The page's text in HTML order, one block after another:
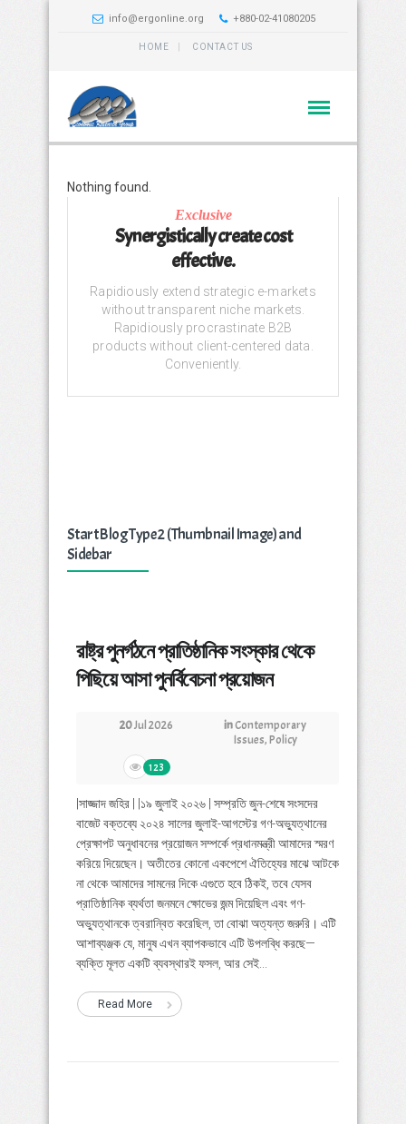
info@ergonline.org +880-02-41080205
HOME CONTACT US
Nothing found.
Exclusive
Synergistically create cost
effective.
Rapidiously extend strategic e-markets
without transparent niche markets.
Rapidiously procrastinate B2B
products without client-centered data.
Conveniently.
Start Blog Type 2 (Thumbnail Image) and
Sidebar
রাষ্ট্র পুনর্গঠনে প্রাতিষ্ঠানিক সংস্কার থেকে
পিছিয়ে আসা পুনর্বিবেচনা প্রয়োজন
20Jul 2026 inContemporary
Issues,Policy
123
|সাজ্জাদ জহির | |১৯ জুলাই ২০২৬ | সম্প্রতি জুন-শেষে সংসদের
বাজেট বক্তব্যে ২০২৪ সালের জুলাই-আগস্টের গণ-অভ্যুত্থানের
প্রেক্ষাপট অনুধাবনের প্রয়োজন সম্পর্কে প্রধানমন্ত্রী আমাদের স্মরণ
করিয়ে দিয়েছেন। অতীতের কোনো একপেশে ঐতিহ্যের মাঝে আটকে
না থেকে আমাদের সামনের দিকে এগুতে হবে ঠিকই, তবে যেসব
প্রাতিষ্ঠানিক ব্যর্থতা জনমনে ক্ষোভের জন্ম দিয়েছিল এবং গণ-
অভ্যুত্থানকে ত্বরান্বিত করেছিল, তা বোঝা অত্যন্ত জরুরি। এটি
আশাব্যঞ্জক যে, মানুষ এখন ব্যাপকভাবে এটি উপলব্ধি করছে—
ব্যক্তি মূলত একটি ব্যবস্থারই ফসল, আর সেই...
Read More